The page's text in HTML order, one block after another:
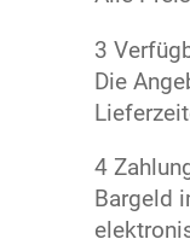
3
Die
4
Bargeld